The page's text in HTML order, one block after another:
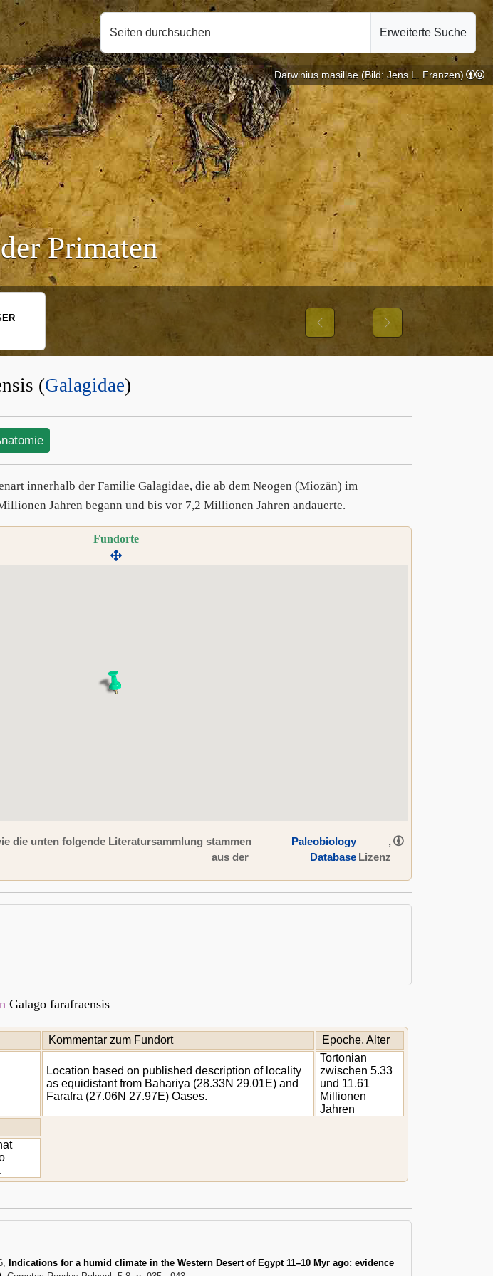
Seiten durchsuchen Erweiterte Suche
Primaten
10.10.2024
BEWEGUNGSMUSTER
Previous Next
Darwinius masillae (Bild: Jens L. Franzen)
(Galagidae)
innerhalb der Familie Galagidae, die ab dem Neogen (Miozän) im
Jahren begann und bis vor 7,2 Millionen Jahren andauerte.
Fundorte
die unten folgende Literatursammlung stammen
aus der
Paleobiology
Database
,
Lizenz
Galago farafraensis
Kommentar zum Fundort Epoche, Alter
Location based on published description of locality
as equidistant from Bahariya (28.33N 29.01E) and
Farafra (27.06N 27.97E) Oases.
Tortonian
zwischen 5.33
und 11.61
Millionen
Jahren
Indications for a humid climate in the Western Desert of Egypt 11–10 Myr ago: evidence